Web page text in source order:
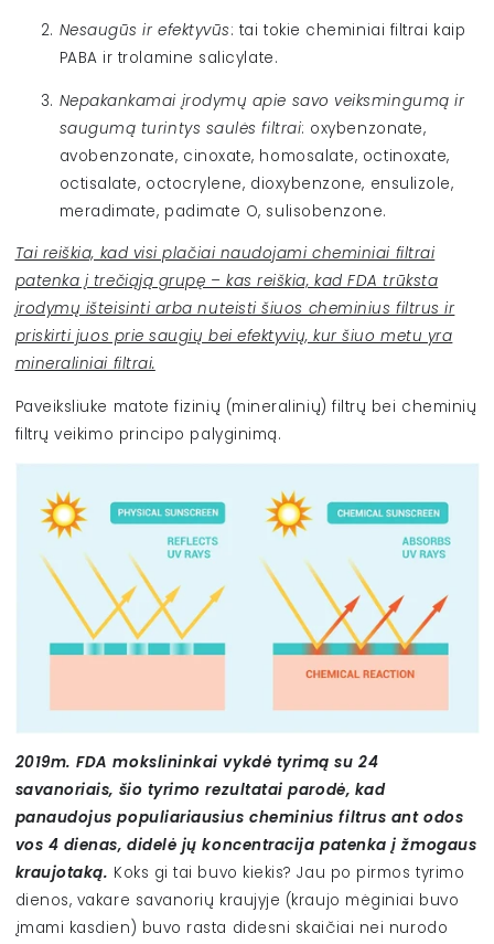
Nesaugūs ir efektyvūs: tai tokie cheminiai filtrai kaip
PABA ir trolamine salicylate.
Nepakankamai įrodymų apie savo veiksmingumą ir
saugumą turintys saulės filtrai: oxybenzonate,
avobenzonate, cinoxate, homosalate, octinoxate,
octisalate, octocrylene, dioxybenzone, ensulizole,
meradimate, padimate O, sulisobenzone.
Tai reiškia, kad visi plačiai naudojami cheminiai filtrai
patenka į trečiąją grupę – kas reiškia, kad FDA trūksta
įrodymų išteisinti arba nuteisti šiuos cheminius filtrus ir
priskirti juos prie saugių bei efektyvių, kur šiuo metu yra
mineraliniai filtrai.
Paveiksliuke matote fizinių (mineralinių) filtrų bei cheminių
filtrų veikimo principo palyginimą.
2019m. FDA mokslininkai vykdė tyrimą su 24
savanoriais, šio tyrimo rezultatai parodė, kad
panaudojus populiariausius cheminius filtrus ant odos
vos 4 dienas, didelė jų koncentracija patenka į žmogaus
kraujotaką. Koks gi tai buvo kiekis? Jau po pirmos tyrimo
dienos, vakare savanorių kraujyje (kraujo mėginiai buvo
įmami kasdien) buvo rasta didesni skaičiai nei nurodo